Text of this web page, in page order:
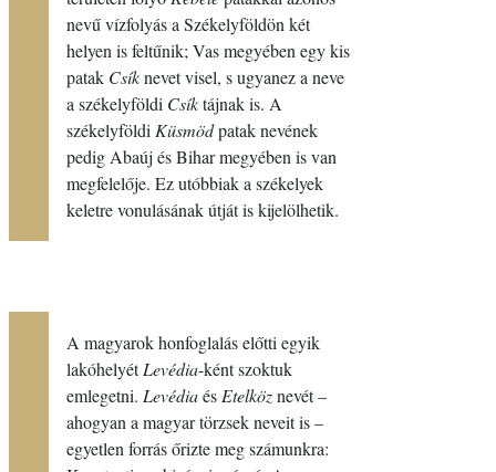
nevű vízfolyás a Székelyföldön két
helyen is feltűnik; Vas megyében egy kis
patak Csíknevet visel, s ugyanez a neve
a székelyföldi Csíktájnak is. A
székelyföldi Küsmödpatak nevének
pedig Abaúj és Bihar megyében is van
megfelelője. Ez utóbbiak a székelyek
keletre vonulásának útját is kijelölhetik.
A magyarok honfoglalás előtti egyik
lakóhelyétLevédia-ként szoktuk
emlegetni. Levédiaés Etelköznevét –
ahogyan a magyar törzsek neveit is –
egyetlen forrás őrizte meg számunkra: